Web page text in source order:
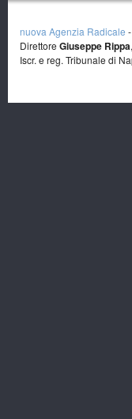
nuova Agenzia Radicale
Direttore Giuseppe Rippa
Iscr. e reg. Tribunale di